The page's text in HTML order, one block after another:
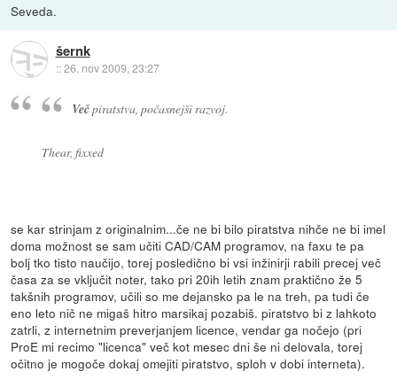
Seveda.
šernk
::26. nov 2009, 23:27
Večpiratstva, počasnejši razvoj.
Thear, fixxed
se kar strinjam z originalnim...če ne bi bilo piratstva nihče ne bi imel
doma možnost se sam učiti CAD/CAM programov, na faxu te pa
bolj tko tisto naučijo, torej posledično bi vsi inžinirji rabili precej več
časa za se vključit noter, tako pri 20ih letih znam praktično že 5
takšnih programov, učili so me dejansko pa le na treh, pa tudi če
eno leto nič ne migaš hitro marsikaj pozabiš. piratstvo bi z lahkoto
zatrli, z internetnim preverjanjem licence, vendar ga nočejo (pri
ProE mi recimo "licenca" več kot mesec dni še ni delovala, torej
očitno je mogoče dokaj omejiti piratstvo, sploh v dobi interneta).